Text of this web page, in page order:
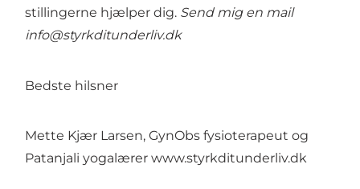
stillingerne hjælper dig. Send mig en mail
info@styrkditunderliv.dk
Bedste hilsner
Mette Kjær Larsen, GynObs fysioterapeut og
Patanjali yogalærer www.styrkditunderliv.dk